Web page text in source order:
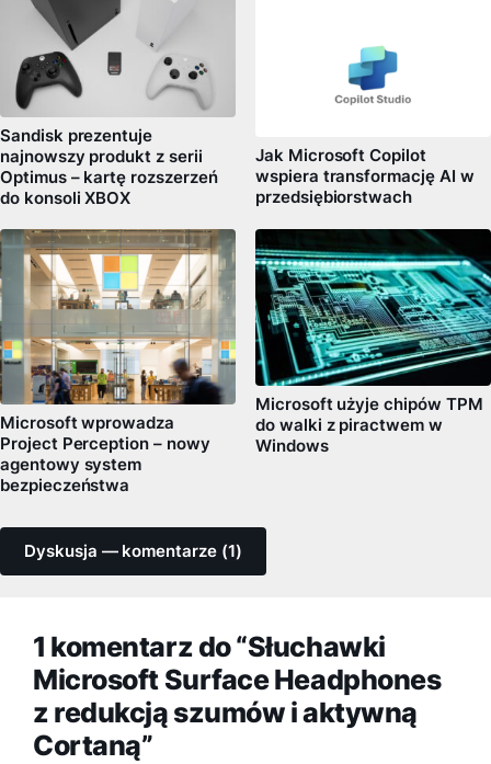
Sandisk prezentuje
najnowszy produkt z serii
Optimus – kartę rozszerzeń
do konsoli XBOX
Jak Microsoft Copilot
wspiera transformację AI w
przedsiębiorstwach
Microsoft wprowadza
Project Perception – nowy
agentowy system
bezpieczeństwa
Microsoft użyje chipów TPM
do walki z piractwem w
Windows
Dyskusja — komentarze (1)
1 komentarz do “Słuchawki
Microsoft Surface Headphones
z redukcją szumów i aktywną
Cortaną”